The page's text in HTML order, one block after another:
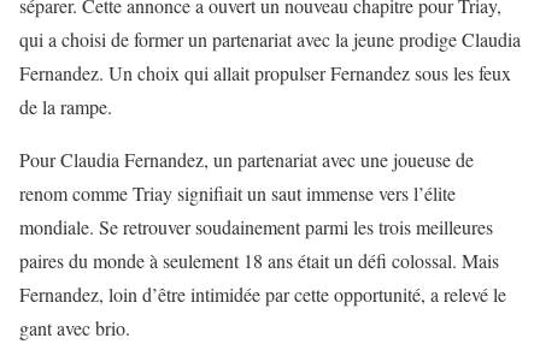
séparer. Cette annonce a ouvert un nouveau chapitre pour Triay,
qui a choisi de former un partenariat avec la jeune prodige Claudia
Fernandez. Un choix qui allait propulser Fernandez sous les feux
de la rampe.
Pour Claudia Fernandez, un partenariat avec une joueuse de
renom comme Triay signifiait un saut immense vers l’élite
mondiale. Se retrouver soudainement parmi les trois meilleures
paires du monde à seulement 18 ans était un défi colossal. Mais
Fernandez, loin d’être intimidée par cette opportunité, a relevé le
gant avec brio.